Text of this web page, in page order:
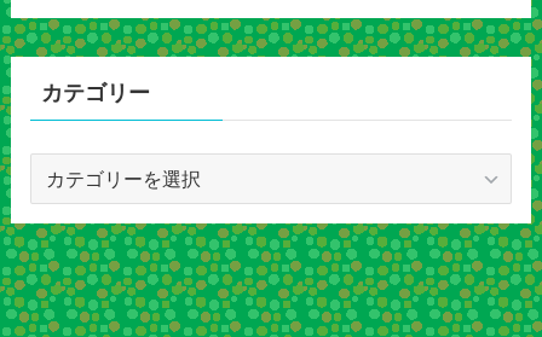
カ
イ
カテゴリー
ゴ
リ
ー